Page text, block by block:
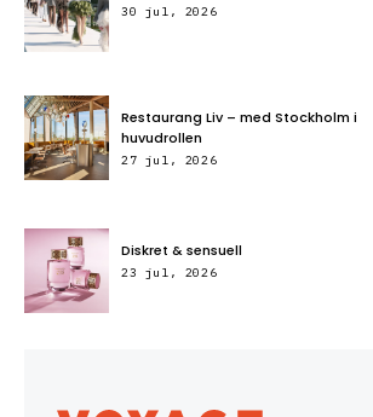
30 jul, 2026
Restaurang Liv – med Stockholm i
huvudrollen
27 jul, 2026
Diskret & sensuell
23 jul, 2026